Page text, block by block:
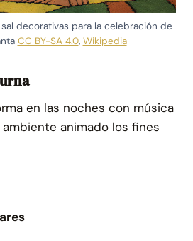
decorativas para la celebración de
CC BY-SA 4.0, Wikipedia
en las noches con música
animado los fines